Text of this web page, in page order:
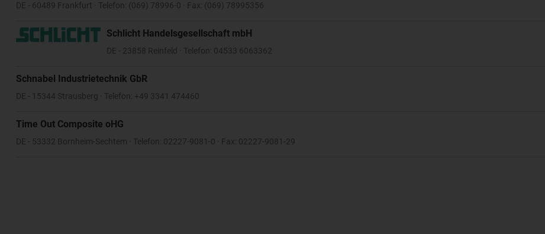
DE - 60489 Frankfurt · Telefon: (069) 78996-0 · Fax: (069) 78995356
Schlicht Handelsgesellschaft mbH
DE - 23858 Reinfeld · Telefon: 04533 6063362
Schnabel Industrietechnik GbR
DE - 15344 Strausberg · Telefon: +49 3341 474460
Time Out Composite oHG
DE - 53332 Bornheim-Sechtem · Telefon: 02227-9081-0 · Fax: 02227-9081-29